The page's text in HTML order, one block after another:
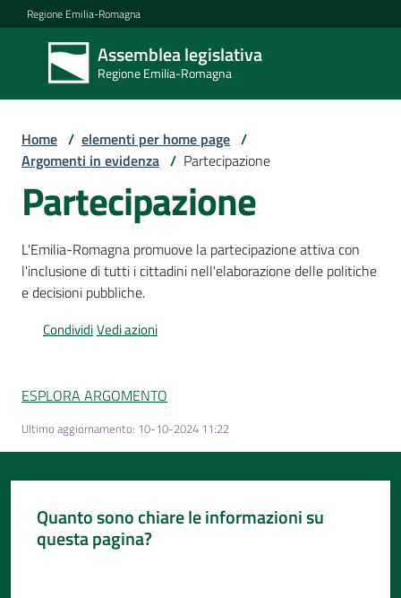
Vai al contenuto
Vai alla navigazione
Vai al footer
Regione Emilia-Romagna
Assemblea legislativa
Regione Emilia-Romagna
Assemblea
legislativa
Regione Emilia-
Assemblea
Attività
Argomenti
Per
i
media
cittadini
Home / elementi per home page /
Argomenti in evidenza / Partecipazione
Partecipazione
L'Emilia-Romagna promuove la partecipazione attiva con
l'inclusione di tutti i cittadini nell'elaborazione delle politiche
e decisioni pubbliche.
CondividiVedi azioni
ESPLORA ARGOMENTO
Ultimo aggiornamento: 10-10-2024 11:22
Quanto sono chiare le informazioni su
questa pagina?